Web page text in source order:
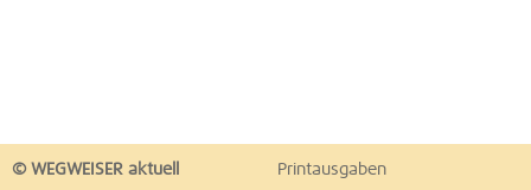
© WEGWEISER aktuell
Printausgaben